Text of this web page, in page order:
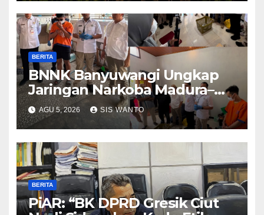
BERITA
BNNK Banyuwangi Ungkap
Jaringan Narkoba Madura–
Bali
AGU 5, 2026 SIS WANTO
BERITA
PiAR: “BK DPRD Gresik Ciut